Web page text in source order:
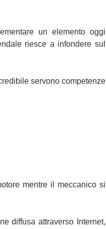
un elemento oggi
riesce a infondere sul
servono competenze
mentre il meccanico si
diffusa attraverso Internet,